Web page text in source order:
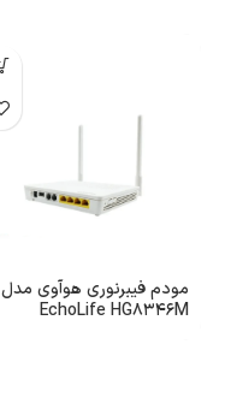
مودم فیبرنوری هوآوی مدل
EchoLife HG8346M